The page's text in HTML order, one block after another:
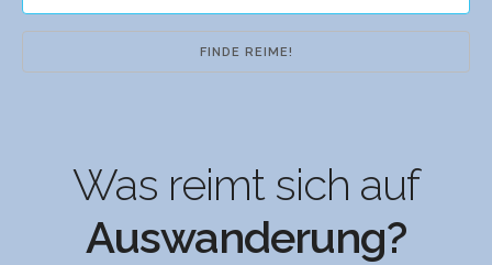
Was reimt sich auf
Auswanderung?